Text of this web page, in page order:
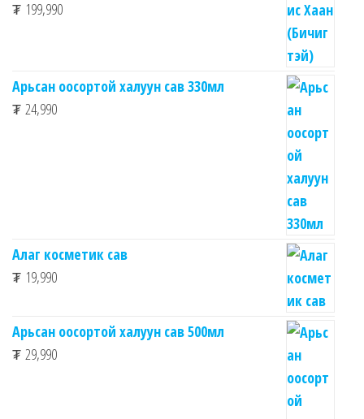
₮ 199,990
Арьсан оосортой халуун сав 330мл
₮ 24,990
Алаг косметик сав
₮ 19,990
Арьсан оосортой халуун сав 500мл
₮ 29,990